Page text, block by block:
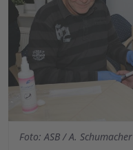
Foto: ASB / A. Schumacher